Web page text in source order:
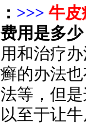
>>> 牛皮
用是多少
和治疗
的办法
等，但
至于让